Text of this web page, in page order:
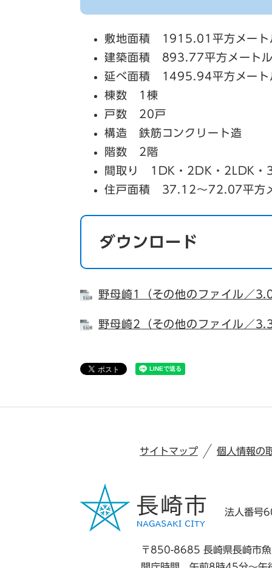
敷地面積 1915.01平方メート
建築面積 893.77平方メート
延べ面積 1495.94平方メート
棟数 1棟
戸数 20戸
構造 鉄筋コンクリート造
階数 2階
間取り 1DK・2DK・2LDK・
住戸面積 37.12～72.07平方
ダウンロード
野母崎1（その他のファイル／
野母崎2（その他のファイル／
サイトマップ 個人情報の
法人番号
〒850-8685 長崎県長崎市